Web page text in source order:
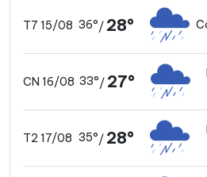
T7 15/08 36°/ 28°
CN 16/08 33°/ 27°
T2 17/08 35°/ 28°